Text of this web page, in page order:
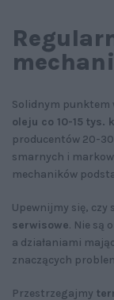
Solidnym punktem
oleju co 10-15 tys.
producentów 20-
smarnych i
mechaników
Upewnijmy się, czy
serwisowe. Nie są
a działaniami
znaczących
Przestrzegajmy